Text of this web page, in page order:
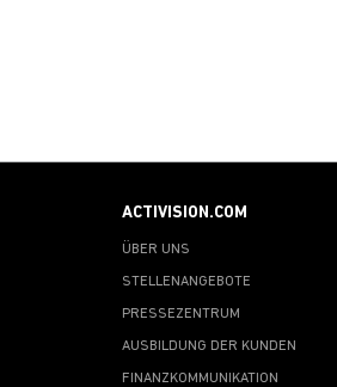
ACTIVISION.COM
ÜBER UNS
STELLENANGEBOTE
PRESSEZENTRUM
AUSBILDUNG DER KUNDEN
FINANZKOMMUNIKATION